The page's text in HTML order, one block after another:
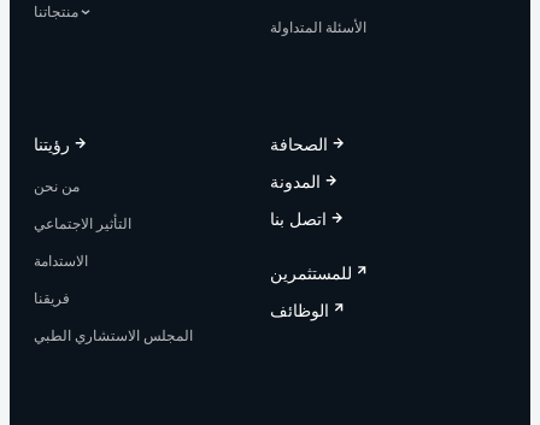
منتجاتنا
الأسئلة المتداولة
رؤيتنا
من نحن
التأثير الاجتماعي
الاستدامة
فريقنا
المجلس الاستشاري الطبي
الصحافة
المدونة
اتصل بنا
للمستثمرين
الوظائف